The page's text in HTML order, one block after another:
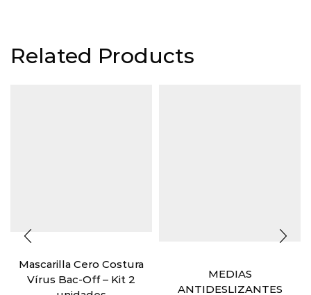
Related Products
Mascarilla Cero Costura
Vírus Bac-Off – Kit 2
MEDIAS
ANTIDESLIZANTES